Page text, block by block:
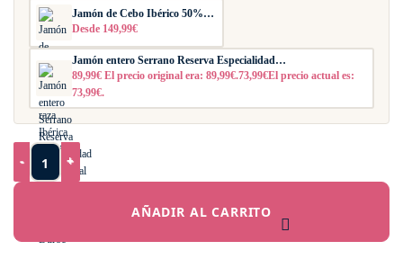
Jamón de Cebo Ibérico 50%…
Desde 149,99€
Jamón entero Serrano Reserva Especialidad…
89,99€ El precio original era: 89,99€.73,99€El precio actual es:
73,99€.
Cuchillo jamonero Quttin Sybarite 28cm cantidad
AÑADIR AL CARRITO